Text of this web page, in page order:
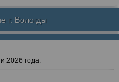
г. Вологды
2026 года.